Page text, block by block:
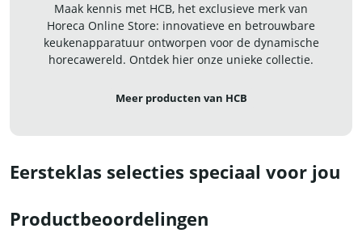
Maak kennis met HCB, het exclusieve merk van
Horeca Online Store: innovatieve en betrouwbare
keukenapparatuur ontworpen voor de dynamische
horecawereld. Ontdek hier onze unieke collectie.
Meer producten van HCB
Eersteklas selecties speciaal voor jou
Productbeoordelingen